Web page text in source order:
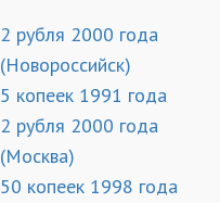
2 рубля 2000 года
(Новороссийск)
5 копеек 1991 года
2 рубля 2000 года
(Москва)
50 копеек 1998 года